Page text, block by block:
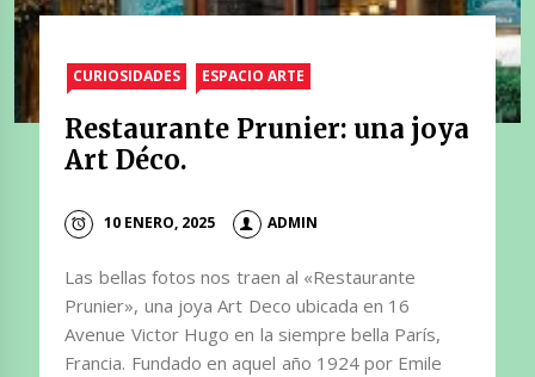
CURIOSIDADES ESPACIO ARTE
Restaurante Prunier: una joya
Art Déco.
10 ENERO, 2025 ADMIN
Las bellas fotos nos traen al «Restaurante
Prunier», una joya Art Deco ubicada en 16
Avenue Victor Hugo en la siempre bella París,
Francia. Fundado en aquel año 1924 por Emile